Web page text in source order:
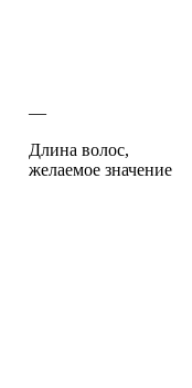
—
Длина волос,
желаемое значение